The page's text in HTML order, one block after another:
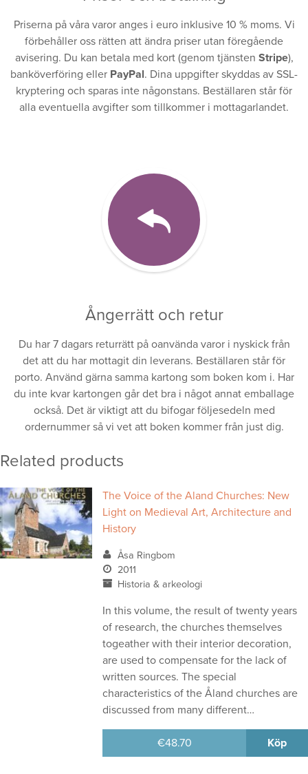
Priserna på våra varor anges i euro inklusive 10 % moms. Vi
förbehåller oss rätten att ändra priser utan föregående
avisering. Du kan betala med kort (genom tjänsten Stripe),
banköverföring eller PayPal. Dina uppgifter skyddas av SSL-
kryptering och sparas inte någonstans. Beställaren står för
alla eventuella avgifter som tillkommer i mottagarlandet.
Ångerrätt och retur
Du har 7 dagars returrätt på oanvända varor i nyskick från
det att du har mottagit din leverans. Beställaren står för
porto. Använd gärna samma kartong som boken kom i. Har
du inte kvar kartongen går det bra i något annat emballage
också. Det är viktigt att du bifogar följesedeln med
ordernummer så vi vet att boken kommer från just dig.
Related products
The Voice of the Aland Churches: New
Light on Medieval Art, Architecture and
History
Åsa Ringbom
2011
Historia & arkeologi
In this volume, the result of twenty years
of research, the churches themselves
togeather with their interior decoration,
are used to compensate for the lack of
written sources. The special
characteristics of the Åland churches are
discussed from many different…
€48.70 Köp